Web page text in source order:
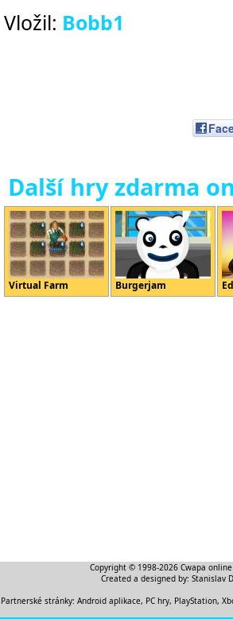
Vložil: Bobb1
Další hry zdarma
Virtual Farm Burgerjam
Copyright © 1998-2026 Cwapa
Created a designed by: Stanislav
Partnerské stránky: Android aplikace, PC hry, PlayStation,